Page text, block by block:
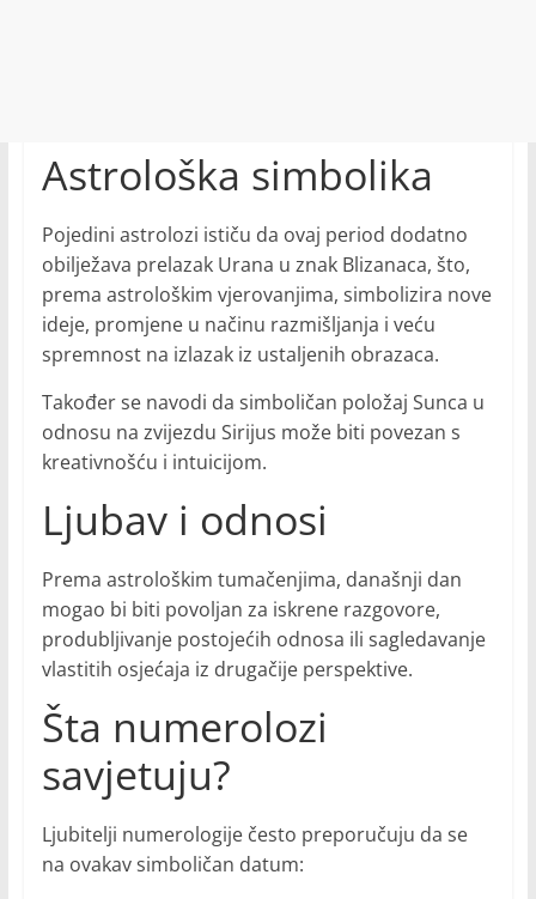
Astrološka simbolika
Pojedini astrolozi ističu da ovaj period dodatno
obilježava prelazak Urana u znak Blizanaca, što,
prema astrološkim vjerovanjima, simbolizira nove
ideje, promjene u načinu razmišljanja i veću
spremnost na izlazak iz ustaljenih obrazaca.
Također se navodi da simboličan položaj Sunca u
odnosu na zvijezdu Sirijus može biti povezan s
kreativnošću i intuicijom.
Ljubav i odnosi
Prema astrološkim tumačenjima, današnji dan
mogao bi biti povoljan za iskrene razgovore,
produbljivanje postojećih odnosa ili sagledavanje
vlastitih osjećaja iz drugačije perspektive.
Šta numerolozi
savjetuju?
Ljubitelji numerologije često preporučuju da se
na ovakav simboličan datum: